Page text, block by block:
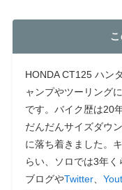
HONDA CT125 ハン
ャンプやツーリング
です。バイク歴は20
だんだんサイズダウ
に落ち着きました。
らい、ソロでは3年く
ブログやTwitter、